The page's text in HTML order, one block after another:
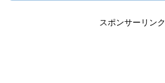
スポンサーリンク